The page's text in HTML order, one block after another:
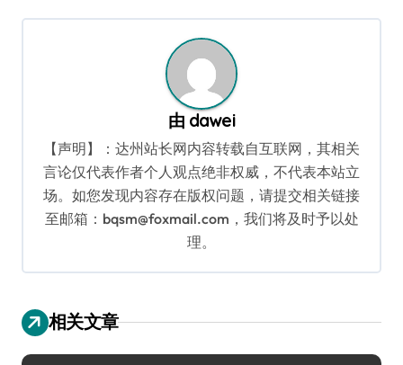
航
由 dawei
【声明】：达州站长网内容转载自互联网，其相关
言论仅代表作者个人观点绝非权威，不代表本站立
场。如您发现内容存在版权问题，请提交相关链接
至邮箱：bqsm@foxmail.com，我们将及时予以处
理。
相关文章